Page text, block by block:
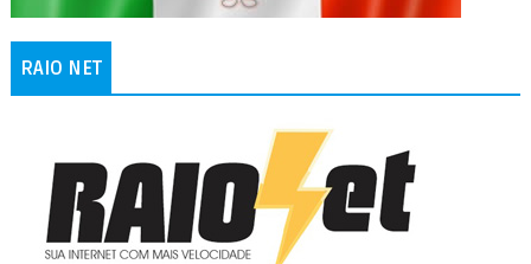
RAIO NET